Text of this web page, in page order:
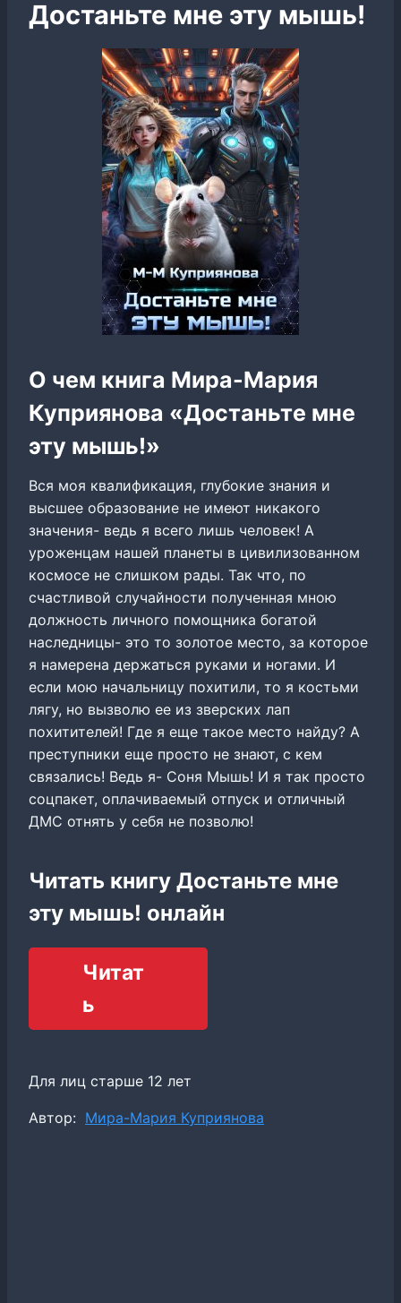
Достаньте мне эту мышь!
О чем книга Мира-Мария
Куприянова «Достаньте мне
эту мышь!»
Вся моя квалификация, глубокие знания и
высшее образование не имеют никакого
значения- ведь я всего лишь человек! А
уроженцам нашей планеты в цивилизованном
космосе не слишком рады. Так что, по
счастливой случайности полученная мною
должность личного помощника богатой
наследницы- это то золотое место, за которое
я намерена держаться руками и ногами. И
если мою начальницу похитили, то я костьми
лягу, но вызволю ее из зверских лап
похитителей! Где я еще такое место найду? А
преступники еще просто не знают, с кем
связались! Ведь я- Соня Мышь! И я так просто
соцпакет, оплачиваемый отпуск и отличный
ДМС отнять у себя не позволю!
Читать книгу Достаньте мне
эту мышь! онлайн
Читат
ь
Для лиц старше 12 лет
Метки
Автор: Мира-Мария Куприянова